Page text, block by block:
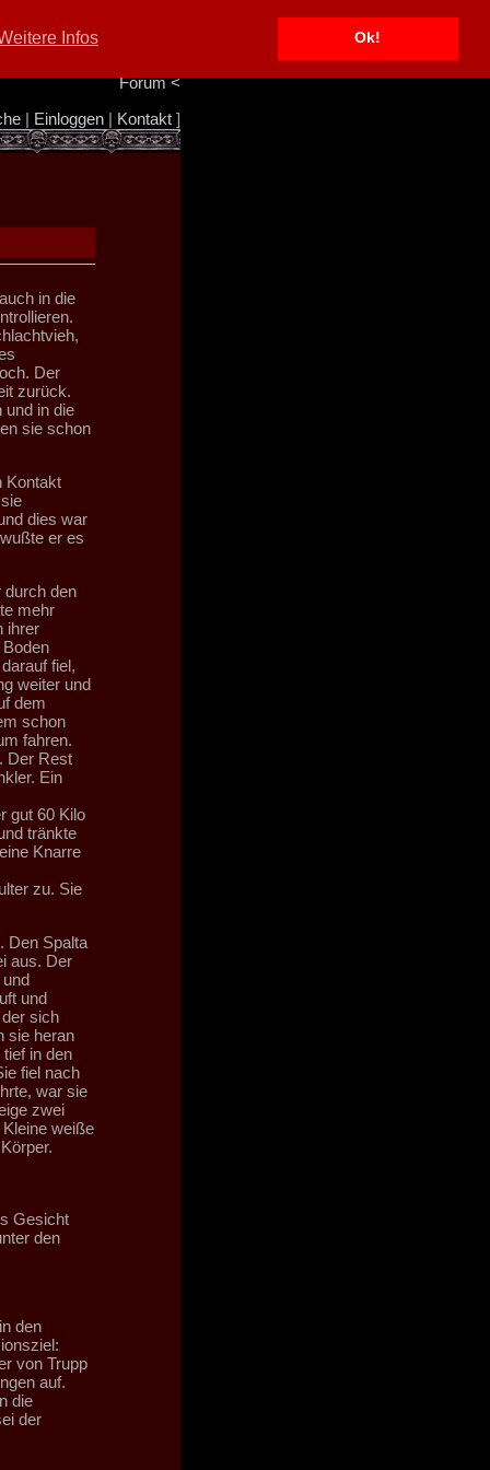
Infos Ok!
Info/Impressum
Forum<
| Einloggen| Kontakt]
in die
Der
zurück.
und in die
sie schon
Kontakt
dies war
er es
durch den
mehr
ihrer
fiel,
weiter und
dem
schon
fahren.
Der Rest
Ein
gut 60 Kilo
tränkte
Knarre
zu. Sie
Den Spalta
aus. Der
und
sich
sie heran
in den
fiel nach
war sie
zwei
weiße
Gesicht
den
den
von Trupp
auf.
die
der